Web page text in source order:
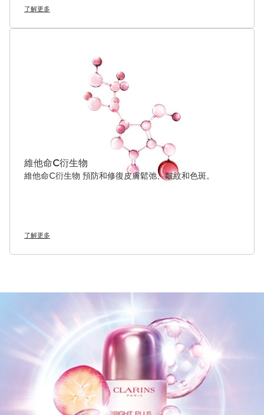
了解更多
維他命C衍生物
維他命C衍生物 預防和修復皮膚鬆弛、皺紋和色斑。
了解更多